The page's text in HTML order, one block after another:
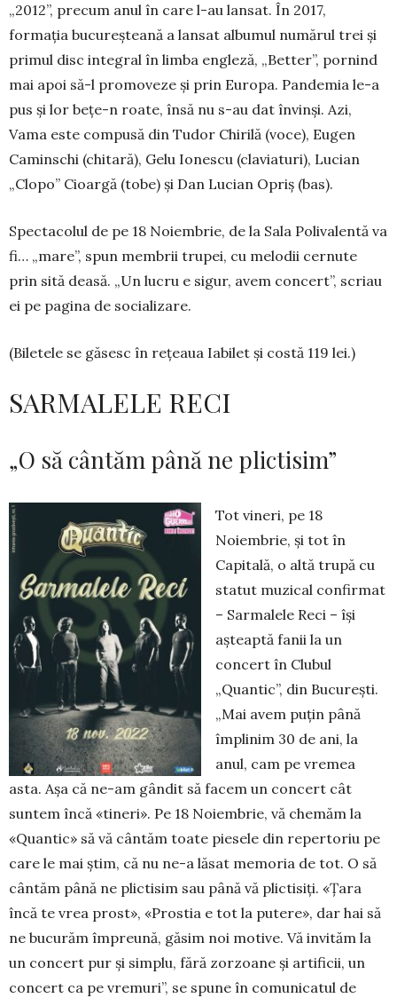
„2012”, precum anul în care l-au lansat. În 2017,
formația bucureșteană a lansat albu­mul numărul trei și
primul disc integral în limba engleză, „Better”, pornind
mai apoi să-l promoveze și prin Europa. Pandemia le-a
pus și lor bețe-n roate, însă nu s-au dat învinși. Azi,
Vama este compusă din Tudor Chirilă (voce), Eugen
Caminschi (chitară), Gelu Ionescu (claviaturi), Lucian
„Clopo” Cioar­gă (tobe) şi Dan Lucian Opriș (bas).
Spectacolul de pe 18 Noiembrie, de la Sala Polivalentă va
fi… „mare”, spun membrii trupei, cu melodii cernute
prin sită deasă. „Un lucru e si­gur, avem concert”, scriau
ei pe pagina de socia­lizare.
(Biletele se găsesc în rețeaua Iabilet și costă 119 lei.)
SARMALELE RECI
„O să cântăm până ne plictisim”
Tot vineri, pe 18
Noiembrie, și tot în
Capitală, o altă trupă cu
statut muzical confirmat
– Sarmalele Reci – își
așteaptă fanii la un
concert în Clubul
„Quantic”, din Bucu­rești.
„Mai avem puțin până
împlinim 30 de ani, la
anul, cam pe vremea
asta. Așa că ne-am gândit să facem un concert cât
suntem încă «tineri». Pe 18 Noiembrie, vă chemăm la
«Quantic» să vă cân­tăm toate piesele din repertoriu pe
care le mai știm, că nu ne-a lăsat memoria de tot. O să
cân­tăm până ne plictisim sau până vă plictisiți. «Țara
încă te vrea prost», «Prostia e tot la putere», dar hai să
ne bucurăm împreună, găsim noi motive. Vă invităm la
un concert pur și simplu, fără zorzoane și artificii, un
concert ca pe vremuri”, se spune în co­mu­nicatul de